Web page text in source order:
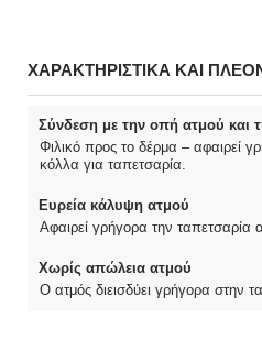
ΧΑΡΑΚΤΗΡΙΣΤΙΚΑ ΚΑΙ
Σύνδεση με την οπή ατμού και
Φιλικό προς το δέρμα – αφαιρεί
κόλλα για ταπετσαρία.
Ευρεία κάλυψη ατμού
Αφαιρεί γρήγορα την ταπετσαρία
Χωρίς απώλεια ατμού
Ο ατμός διεισδύει γρήγορα στην